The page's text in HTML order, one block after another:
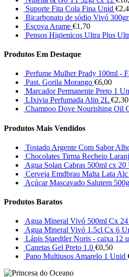
Suporte Fita Cola Fina Unid €
Bicarbonato de sódio Vivó
Escova Arame €1,70
Pensos Higienicos Ultra Plus
Produtos Em Destaque
Perfume Mulher Prady 100ml -
Past. Gorila Morango €6,00
Marcador Permanente Preto 1
LIxivia Perfumada Alin 2L €2,30
Champoo Dove Nourishing Oil
Produtos Mais Vendidos
Tostado Argente Com Sabor
Chocolates Tirma Recheio
Agua Solan Cabras 500ml cx 20
Cerveja Emdbrau Malta Lata
Açúcar Mascavado Salutem
Produtos Baratos
Agua Mineral Vivó 500ml Cx
Agua Mineral Vivó 1.5cl Cx 6
Lápis Staedtler Noris - caixa 12
Canetas Gel Preto 1.0 €0,50
Pano Multiusos Amarelo 1 Unid